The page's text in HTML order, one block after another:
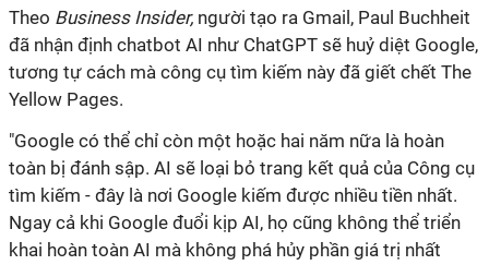
Theo Business Insider, người tạo ra Gmail, Paul Buchheit
đã nhận định chatbot AI như ChatGPT sẽ huỷ diệt Google,
tương tự cách mà công cụ tìm kiếm này đã giết chết The
Yellow Pages.
"Google có thể chỉ còn một hoặc hai năm nữa là hoàn
toàn bị đánh sập. AI sẽ loại bỏ trang kết quả của Công cụ
tìm kiếm - đây là nơi Google kiếm được nhiều tiền nhất.
Ngay cả khi Google đuổi kịp AI, họ cũng không thể triển
khai hoàn toàn AI mà không phá hủy phần giá trị nhất